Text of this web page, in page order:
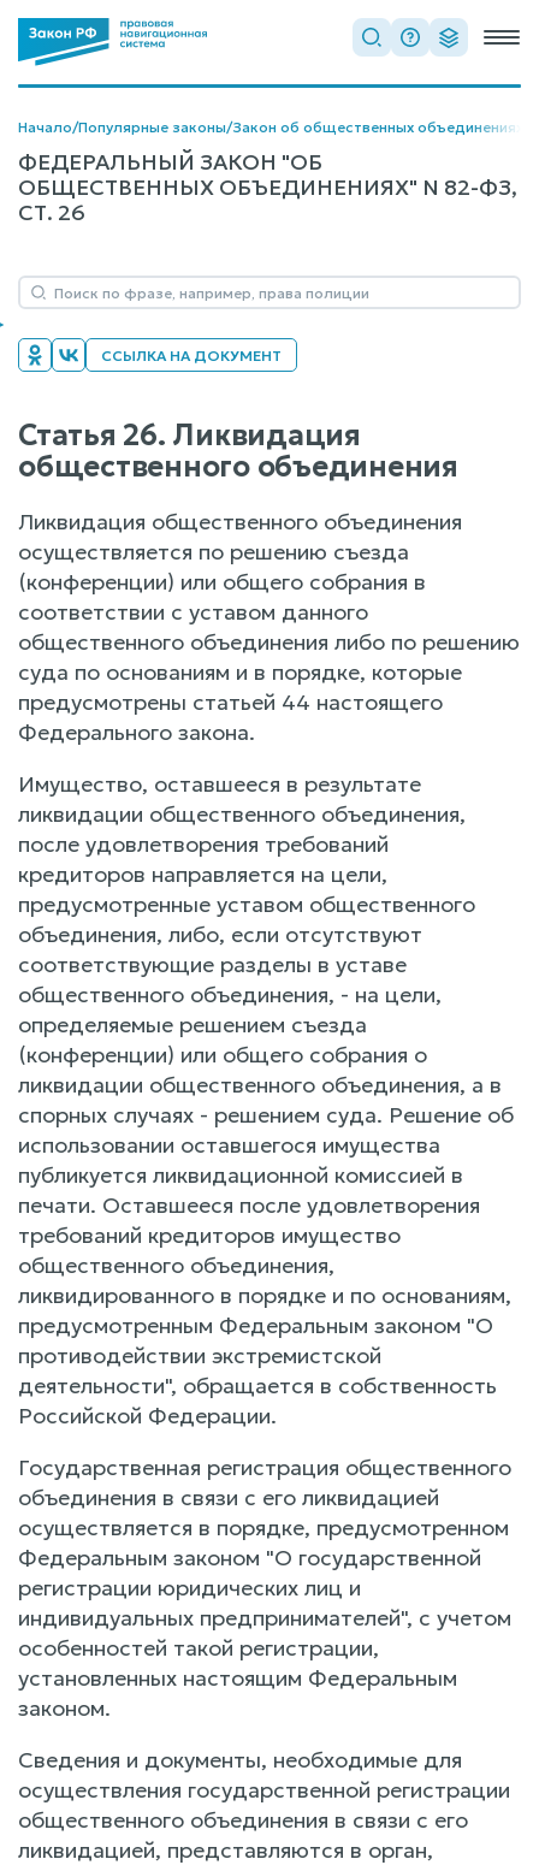
Начало/Популярные законы/Закон об общественных объединениях
ФЕДЕРАЛЬНЫЙ ЗАКОН "ОБ
ОБЩЕСТВЕННЫХ ОБЪЕДИНЕНИЯХ" N 82-ФЗ,
СТ. 26
ССЫЛКА НА ДОКУМЕНТ
Статья 26. Ликвидация
общественного объединения
Ликвидация общественного объединения
осуществляется по решению съезда
(конференции) или общего собрания в
соответствии с уставом данного
общественного объединения либо по решению
суда по основаниям и в порядке, которые
предусмотрены статьей 44 настоящего
Федерального закона.
Имущество, оставшееся в результате
ликвидации общественного объединения,
после удовлетворения требований
кредиторов направляется на цели,
предусмотренные уставом общественного
объединения, либо, если отсутствуют
соответствующие разделы в уставе
общественного объединения, - на цели,
определяемые решением съезда
(конференции) или общего собрания о
ликвидации общественного объединения, а в
спорных случаях - решением суда. Решение об
использовании оставшегося имущества
публикуется ликвидационной комиссией в
печати. Оставшееся после удовлетворения
требований кредиторов имущество
общественного объединения,
ликвидированного в порядке и по основаниям,
предусмотренным Федеральным законом "О
противодействии экстремистской
деятельности", обращается в собственность
Российской Федерации.
Государственная регистрация общественного
объединения в связи с его ликвидацией
осуществляется в порядке, предусмотренном
Федеральным законом "О государственной
регистрации юридических лиц и
индивидуальных предпринимателей", с учетом
особенностей такой регистрации,
установленных настоящим Федеральным
законом.
Сведения и документы, необходимые для
осуществления государственной регистрации
общественного объединения в связи с его
ликвидацией, представляются в орган,